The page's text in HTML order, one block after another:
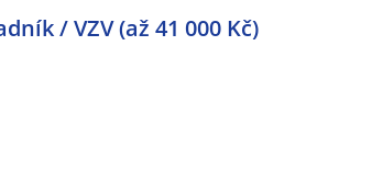
/ VZV (až 41 000 Kč)